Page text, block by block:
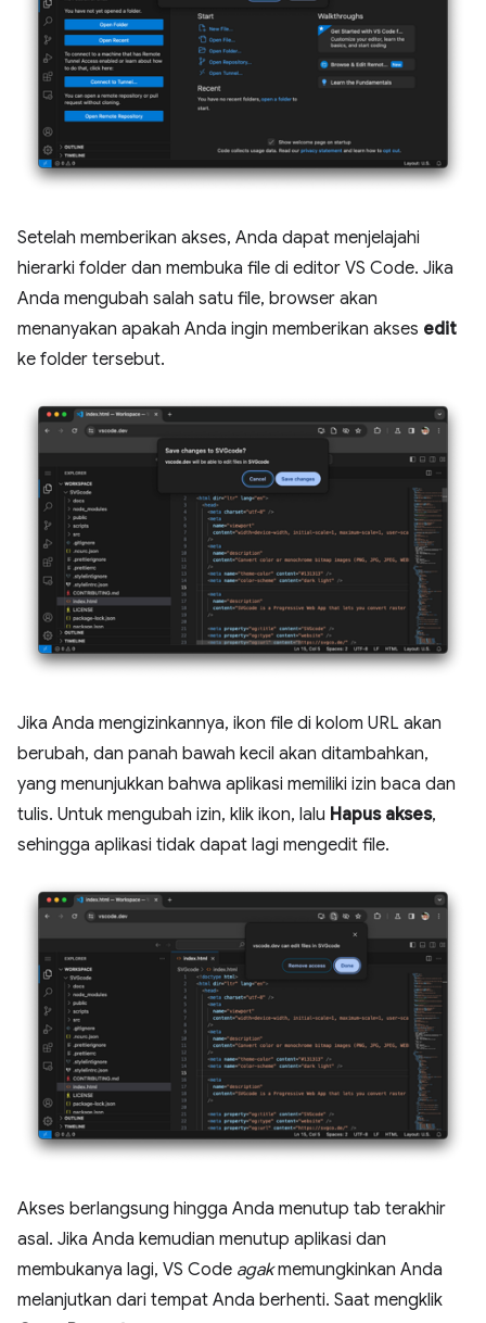
Setelah memberikan akses, Anda dapat menjelajahi
hierarki folder dan membuka file di editor VS Code. Jika
Anda mengubah salah satu file, browser akan
menanyakan apakah Anda ingin memberikan akses edit
ke folder tersebut.
Jika Anda mengizinkannya, ikon file di kolom URL akan
berubah, dan panah bawah kecil akan ditambahkan,
yang menunjukkan bahwa aplikasi memiliki izin baca dan
tulis. Untuk mengubah izin, klik ikon, lalu Hapus akses,
sehingga aplikasi tidak dapat lagi mengedit file.
Akses berlangsung hingga Anda menutup tab terakhir
asal. Jika Anda kemudian menutup aplikasi dan
membukanya lagi, VS Code agakmemungkinkan Anda
melanjutkan dari tempat Anda berhenti. Saat mengklik